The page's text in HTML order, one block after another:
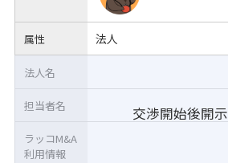
属性 法人
交渉開始後開示
法人名
担当者名
ラッコM&A
利用情報